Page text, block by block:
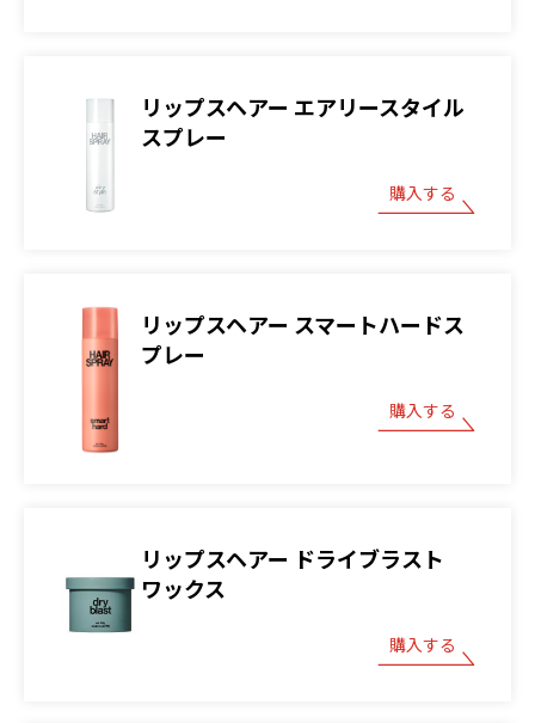
リップスヘアー エアリースタイル
スプレー
購入する
リップスヘアー スマートハードス
プレー
購入する
リップスヘアー ドライブラスト
ワックス
購入する